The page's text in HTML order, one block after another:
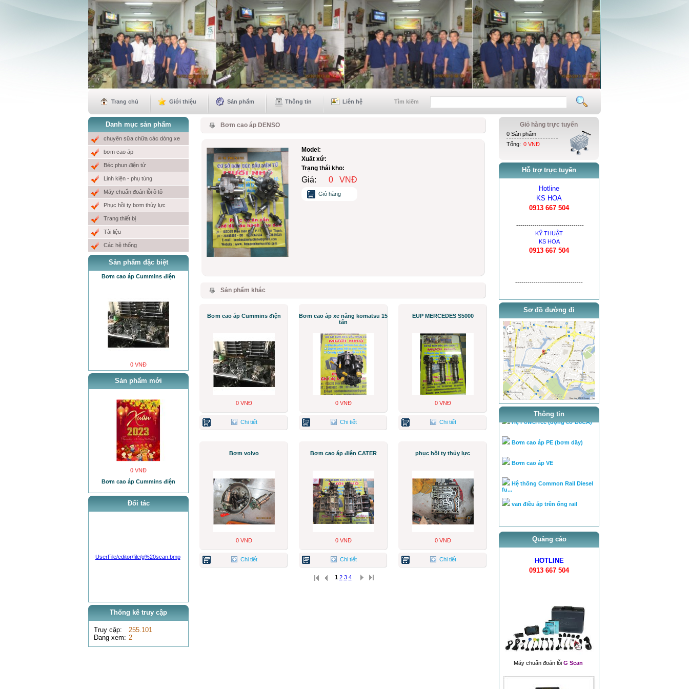
Trang chủ Giới thiệu Sản phẩm Thông tin Liên hệ Tìm kiếm
Danh mục sản phẩm
chuyên sữa chữa các dòng xe
bơm cao áp
Béc phun điện tử
Linh kiện - phụ tùng
Máy chuẩn đoán lỗi ô tô
Phục hồi ty bơm thủy lực
Trang thiết bị
Tài liệu
Các hệ thống
Sản phẩm đặc biệt
Bơm cao áp Cummins điện
0 VNĐ
Sản phẩm mới
vào ngày mùng 6 tết Quí Mão 2023.
0 VNĐ
Bơm cao áp Cummins điện
0 VNĐ
Đối tác
UserFile/editor/file/g%20scan.bmp
Thống kê truy cập
Truy cập:
255.101
Đang xem: 2
Bơm cao áp DENSO
Model:
Xuất xứ:
Trạng thái kho:
Giá: 0 VNĐ
Giỏ hàng
Sản phẩm khác
Bơm cao áp Cummins điện
0 VNĐ
Chi tiết
Bơm cao áp xe nâng komatsu 15
tấn
0 VNĐ
Chi tiết
EUP MERCEDES S5000
0 VNĐ
Chi tiết
Bơm volvo
0 VNĐ
Chi tiết
Bơm cao áp điện CATER
0 VNĐ
Chi tiết
phục hồi ty thủy lực
0 VNĐ
Chi tiết
1 2 3 4
Giỏ hàng trực tuyến
0 Sản phẩm
Tổng: 0 VNĐ
Hỗ trợ trực tuyến
Hotline
KS HOA
0913 667 504
---------------------------------
KỸ THUẬT
KS HOA
0913 667 504
---------------------------------
Sơ đồ đường đi
Thông tin
thông báo khai trương
tra ty, béc của bơm theo tai l...
tra ty, béc của bơm theo tai l...
cân lưu lượng bơm theo tài
liệ...
Chuyên cân chỉnh bơm béc
theo...
fu...
van điều áp trên ống rail
Quảng cáo
HOTLINE
0913 667 504
Máy chuẩn đoán lỗi G Scan